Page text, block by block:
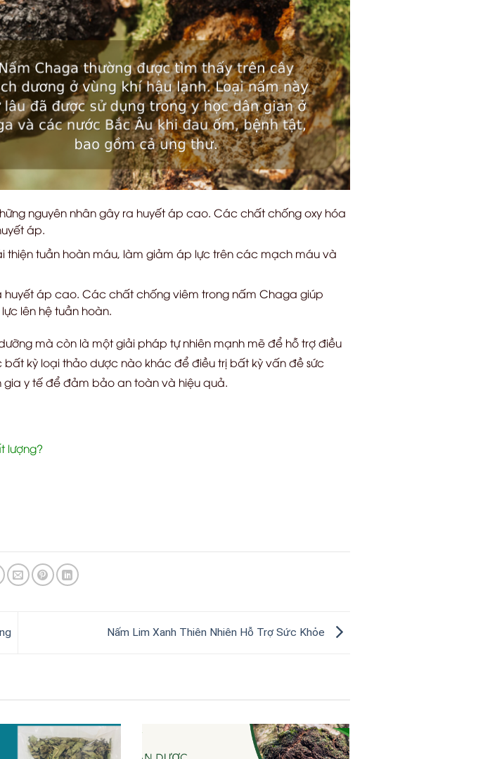
nguyên nhân gây ra huyết áp cao. Các chất chống oxy hóa
áp.
thiện tuần hoàn máu, làm giảm áp lực trên các mạch máu và
huyết áp cao. Các chất chống viêm trong nấm Chaga giúp
lên hệ tuần hoàn.
mà còn là một giải pháp tự nhiên mạnh mẽ để hỗ trợ điều
kỳ loại thảo dược nào khác để điều trị bất kỳ vấn đề sức
y tế để đảm bảo an toàn và hiệu quả.
lượng?
Nấm Lim Xanh Thiên Nhiên Hỗ Trợ Sức Khỏe